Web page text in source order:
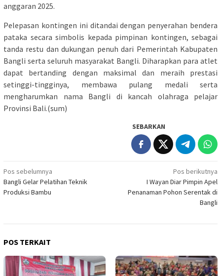
anggaran 2025.
Pelepasan kontingen ini ditandai dengan penyerahan bendera
pataka secara simbolis kepada pimpinan kontingen, sebagai
tanda restu dan dukungan penuh dari Pemerintah Kabupaten
Bangli serta seluruh masyarakat Bangli. Diharapkan para atlet
dapat bertanding dengan maksimal dan meraih prestasi
setinggi-tingginya, membawa pulang medali serta
mengharumkan nama Bangli di kancah olahraga pelajar
Provinsi Bali.(sum)
SEBARKAN
Navigasi
pos
Pos sebelumnya
Bangli Gelar Pelatihan Teknik
Produksi Bambu
Pos berikutnya
I Wayan Diar Pimpin Apel
Penanaman Pohon Serentak di
Bangli
POS TERKAIT